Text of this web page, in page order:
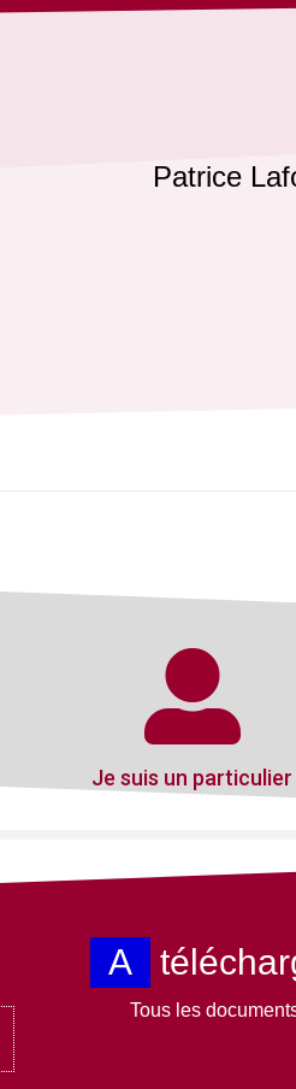
Patrice
Je suis un particulier
A
Tous les